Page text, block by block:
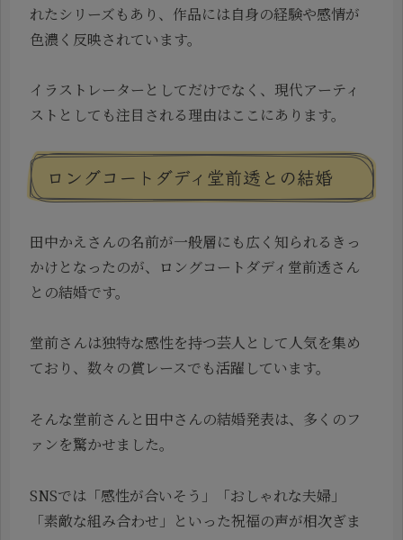
れたシリーズもあり、作品には自身の経験や感情が
色濃く反映されています。
イラストレーターとしてだけでなく、現代アーティ
ストとしても注目される理由はここにあります。
ロングコートダディ堂前透との結婚
田中かえさんの名前が一般層にも広く知られるきっ
かけとなったのが、ロングコートダディ堂前透さん
との結婚です。
堂前さんは独特な感性を持つ芸人として人気を集め
ており、数々の賞レースでも活躍しています。
そんな堂前さんと田中さんの結婚発表は、多くのフ
ァンを驚かせました。
SNSでは「感性が合いそう」「おしゃれな夫婦」
「素敵な組み合わせ」といった祝福の声が相次ぎま